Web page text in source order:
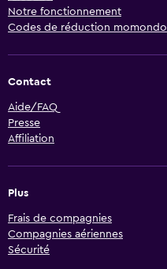
Notre fonctionnement
Codes de réduction momondo
Contact
Aide/FAQ
Presse
Affiliation
Plus
Frais de compagnies
Compagnies aériennes
Sécurité